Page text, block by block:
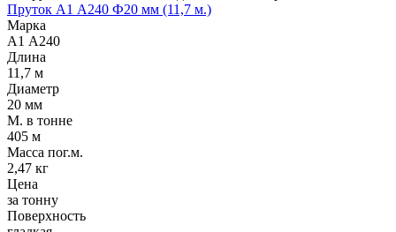
Пруток А1 А240 Ф20 мм (11,7 м.)
Марка
А1 А240
Длина
11,7 м
Диаметр
20 мм
М. в тонне
405 м
Масса пог.м.
2,47 кг
Цена
за тонну
Поверхность